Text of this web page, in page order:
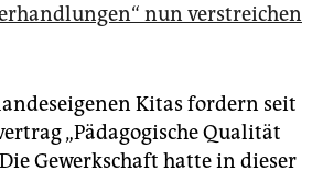
nun verstreichen
Kitas fordern seit
„Pädagogische Qualität
Gewerkschaft hatte in dieser